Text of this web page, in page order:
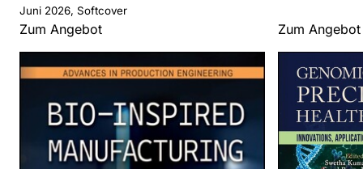
Juni 2026, Softcover
Zum Angebot Zum Angebot